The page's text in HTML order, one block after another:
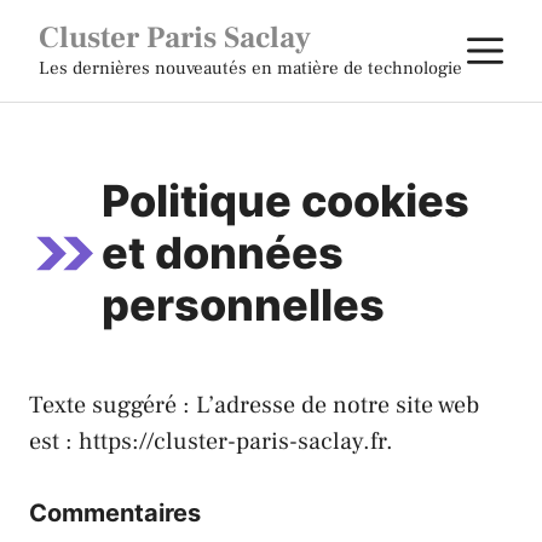
Cluster Paris Saclay
Les dernières nouveautés en matière de technologie
Politique cookies
et données
personnelles
Texte suggéré : L’adresse de notre site web
est : https://cluster-paris-saclay.fr.
Commentaires